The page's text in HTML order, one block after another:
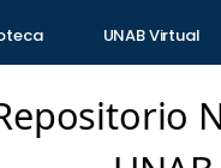
UNAB Virtual